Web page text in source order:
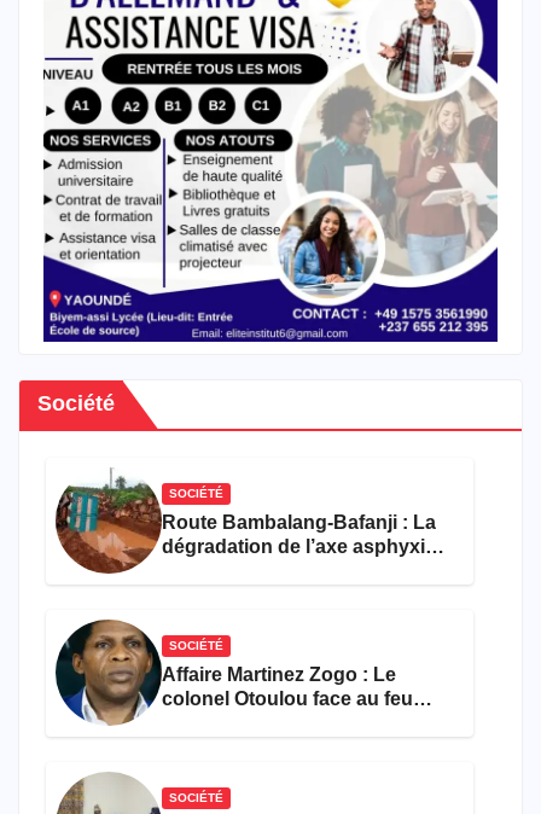
Société
SOCIÉTÉ
Route Bambalang-Bafanji : La
dégradation de l’axe asphyxie
SOCIÉTÉ
Affaire Martinez Zogo : Le
colonel Otoulou face au feu
SOCIÉTÉ